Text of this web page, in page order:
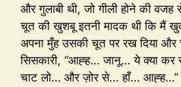
और गुलाबी थी, जो गीली होने की
चूत की खुशबू इतनी मादक थी कि मैं
अपना मुँह उसकी चूत पर रख दिया और
सिसकारी, “आह्ह… जानू… ये क्या कर
चाट लो… और ज़ोर से… हाँ… आह्ह…”